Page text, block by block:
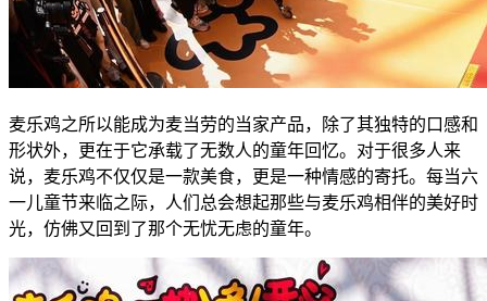
麦乐鸡之所以能成为麦当劳的当家产品，除了其独特的口感和
形状外，更在于它承载了无数人的童年回忆。对于很多人来
说，麦乐鸡不仅仅是一款美食，更是一种情感的寄托。每当六
一儿童节来临之际，人们总会想起那些与麦乐鸡相伴的美好时
光，仿佛又回到了那个无忧无虑的童年。